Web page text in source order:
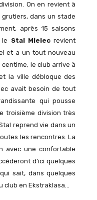
On en revient à
dans un stade
après 15 saisons
le Stal Mielec revient
et a un tout nouveau
le club arrive à
la ville débloque des
avait besoin de tout
qui pousse
troisième division très
reprend vie dans un
les rencontres. La
avec une confortable
d’ici quelques
sait, dans quelques
club en Ekstraklasa…